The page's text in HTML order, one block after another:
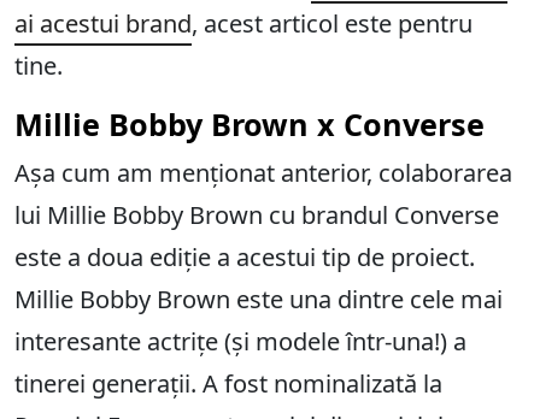
ai acestui brand, acest articol este pentru
tine.
Millie Bobby Brown x Converse
Așa cum am menționat anterior, colaborarea
lui Millie Bobby Brown cu brandul Converse
este a doua ediție a acestui tip de proiect.
Millie Bobby Brown este una dintre cele mai
interesante actrițe (și modele într-una!) a
tinerei generații. A fost nominalizată la